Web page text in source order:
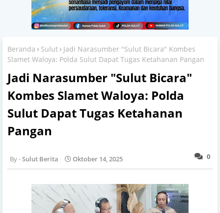
Beranda Sulut
Jadi Narasumber "Sulut Bicara" Kombes
Slamet Waloya: Polda Sulut Dapat Tugas Ketahanan Pangan
Jadi Narasumber "Sulut Bicara"
Kombes Slamet Waloya: Polda
Sulut Dapat Tugas Ketahanan
Pangan
0
Sulut Berita Oktober 14, 2025